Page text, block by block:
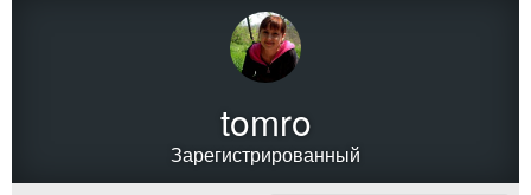
tomro
Зарегистрированный